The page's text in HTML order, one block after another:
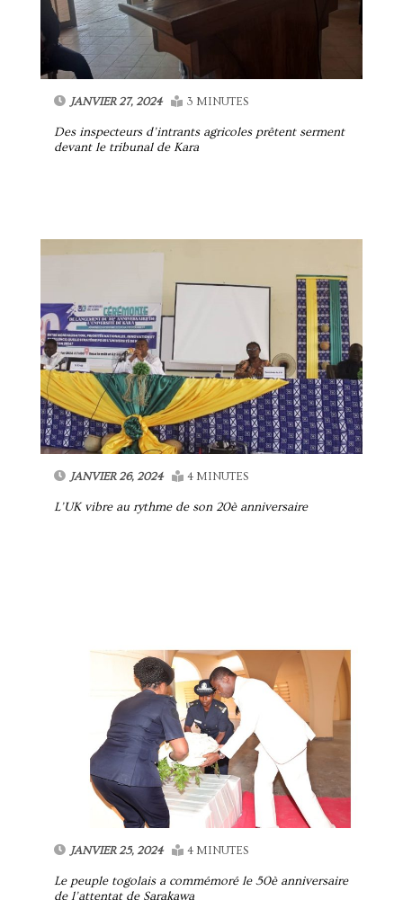
JANVIER 27, 2024 3 MINUTES
Des inspecteurs d’intrants agricoles prêtent serment
devant le tribunal de Kara
JANVIER 26, 2024 4 MINUTES
L’UK vibre au rythme de son 20è anniversaire
JANVIER 25, 2024 4 MINUTES
Le peuple togolais a commémoré le 50è anniversaire
de l’attentat de Sarakawa